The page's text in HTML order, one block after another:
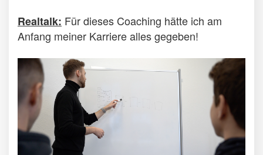
Realtalk: Für dieses Coaching hätte ich am
Anfang meiner Karriere alles gegeben!